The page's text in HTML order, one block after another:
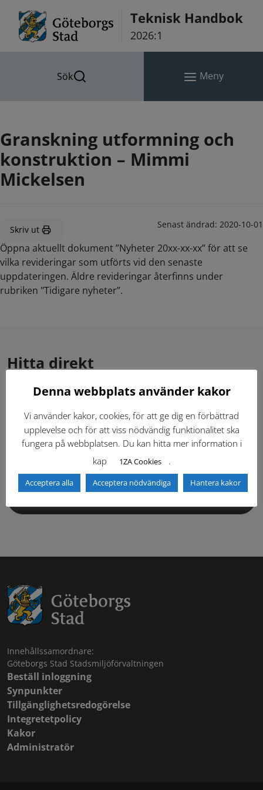
Teknisk Handbok
2026:1
Sök Meny
Granskning utformning och
konstruktion – Mimmi
Mickelsen
Skriv ut Senast ändrad: 2020-10-01
Öppna aktuellt dokument ”Nyheter 20xx-xx-xx” för att se
vilka revideringar som utförts vid den senaste
uppdateringen. Äldre revideringar återfinns under
rubriken "Tidigare nyheter”.
Hitta direkt
Gällande standardritningar (Dwg och pdf)
Dokumentbibliotek Kontaktlista
Tidigare versioner
Innehållssamordnare:
Göteborgs Stad Stadsmiljöförvaltningen
Beställ inloggning
Synpunkter
Tillgänglighetsredogörelse
Integretetpolicy
Kakor
Administratör
Denna webbplats använder kakor
Vi använder kakor, cookies, för att ge dig en förbättrad
upplevelse och för att viss nödvändig funktionalitet ska
fungera på webbplatsen. Du kan hitta mer information i
kap
1ZA Cookies .
Acceptera alla Acceptera nödvändiga Hantera kakor